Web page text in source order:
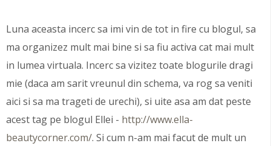
Luna aceasta incerc sa imi vin de tot in fire cu blogul, sa
ma organizez mult mai bine si sa fiu activa cat mai mult
in lumea virtuala. Incerc sa vizitez toate blogurile dragi
mie (daca am sarit vreunul din schema, va rog sa veniti
aici si sa ma trageti de urechi), si uite asa am dat peste
acest tag pe blogul Ellei - http://www.ella-
beautycorner.com/. Si cum n-am mai facut de mult un